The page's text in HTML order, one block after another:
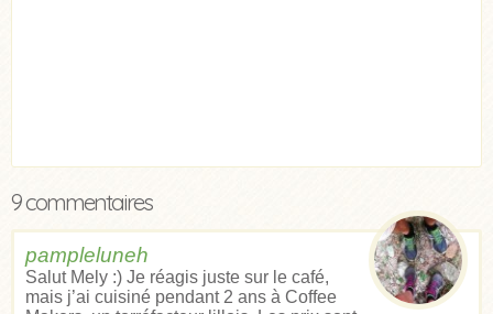
9 commentaires
pampleluneh
Salut Mely :) Je réagis juste sur le café,
mais j’ai cuisiné pendant 2 ans à Coffee